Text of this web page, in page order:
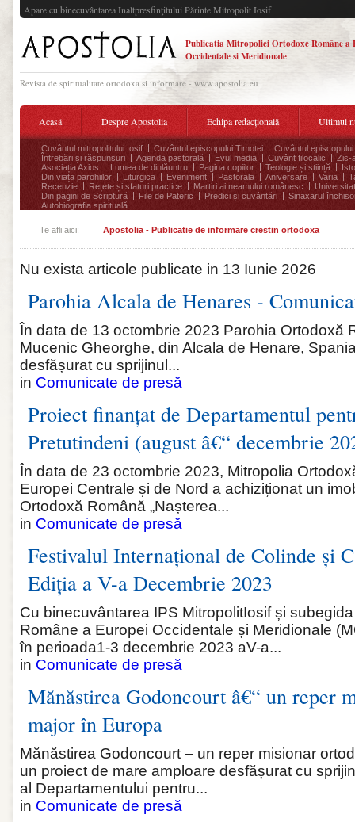
Apare cu binecuvântarea Înaltpresfinţitului Părinte Mitropolit Iosif
Publicatia Mitropoliei Ortodoxe Române a
Occidentale si Meridionale
Revista de spiritualitate ortodoxa si informare - www.apostolia.eu
Acasă Despre Apostolia Echipa redacțională Ultimul
Cuvântul mitropolitului Iosif Cuvântul episcopului Timotei
Cuvântul episcopului
Întrebări și răspunsuri
Agenda pastorală Evul media Cuvânt filocalic
Zis-
Asociația Axios
Lumea de dinlăuntru Pagina copiilor Teologie și stiință
Din viața parohiilor
Liturgica Eveniment Pastorala Aniversare Varia
Recenzie
Rețete și sfaturi practice Martiri ai neamului românesc
Din pagini de Scriptură
File de Pateric Predici și cuvântări
Sinaxarul
Autobiografia spirituală
Te afli aici: Apostolia - Publicatie de informare crestin ortodoxa
Nu exista articole publicate in 13 Iunie 2026
Parohia Alcala de Henares -
În data de 13 octombrie 2023 Parohia Ortodoxă
Mucenic Gheorghe, din Alcala de Henare,
desfășurat cu sprijinul...
in Comunicate de presă
Proiect finanțat de Departamentul
Pretutindeni (august â€“ decembrie
În data de 23 octombrie 2023, Mitropolia
Europei Centrale și de Nord a achiziționat un
Ortodoxă Română „Nașterea...
in Comunicate de presă
Festivalul Internațional de Colinde și
Ediția a V-a Decembrie 2023
Cu binecuvântarea IPS MitropolitIosif și
Române a Europei Occidentale și Meridionale
în perioada1-3 decembrie 2023 aV-a...
in Comunicate de presă
Mănăstirea Godoncourt â€“ un reper
major în Europa
Mănăstirea Godoncourt – un reper misionar
un proiect de mare amploare desfășurat cu
al Departamentului pentru...
in Comunicate de presă